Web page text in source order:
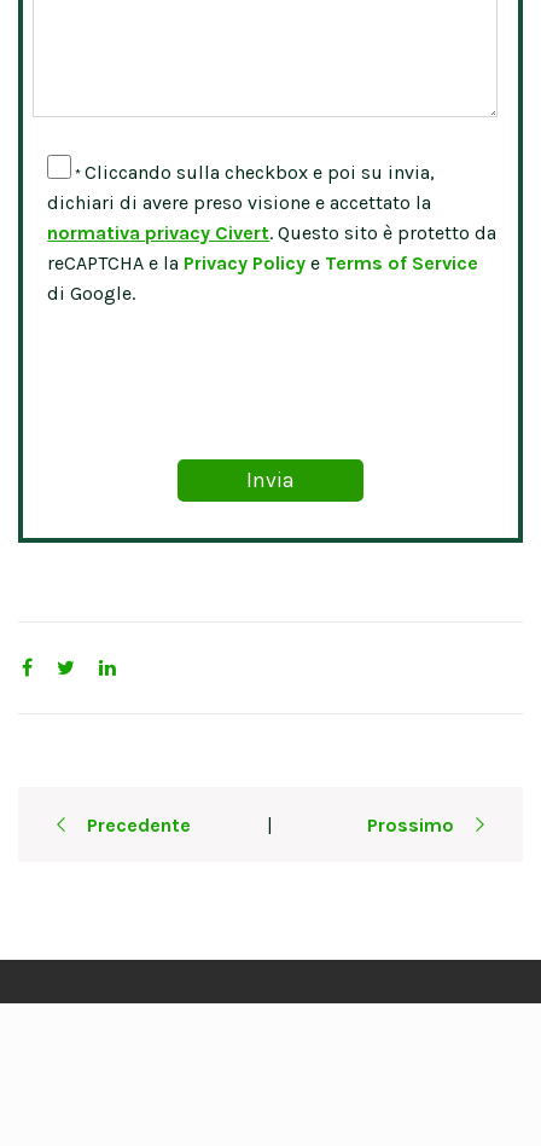
*Cliccando sulla checkbox e poi su invia,
dichiari di avere preso visione e accettato la
normativa privacy Civert. Questo sito è protetto da
reCAPTCHA e la Privacy Policy e Terms of Service
di Google.
navigationPrecedente | Prossimo